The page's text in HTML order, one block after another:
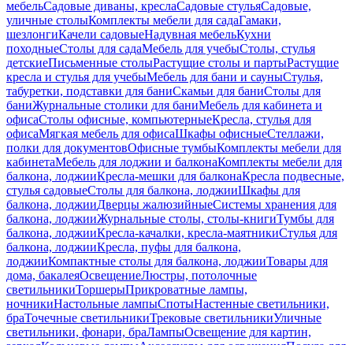
мебельСадовые диваны, креслаСадовые стульяСадовые,
уличные столыКомплекты мебели для садаГамаки,
шезлонгиКачели садовыеНадувная мебельКухни
походныеСтолы для садаМебель для учебыСтолы, стулья
детскиеПисьменные столыРастущие столы и партыРастущие
кресла и стулья для учебыМебель для бани и сауныСтулья,
табуретки, подставки для баниСкамьи для баниСтолы для
баниЖурнальные столики для баниМебель для кабинета и
офисаСтолы офисные, компьютерныеКресла, стулья для
офисаМягкая мебель для офисаШкафы офисныеСтеллажи,
полки для документовОфисные тумбыКомплекты мебели для
кабинетаМебель для лоджии и балконаКомплекты мебели для
балкона, лоджииКресла-мешки для балконаКресла подвесные,
стулья садовыеСтолы для балкона, лоджииШкафы для
балкона, лоджииДверцы жалюзийныеСистемы хранения для
балкона, лоджииЖурнальные столы, столы-книгиТумбы для
балкона, лоджииКресла-качалки, кресла-маятникиСтулья для
балкона, лоджииКресла, пуфы для балкона,
лоджииКомпактные столы для балкона, лоджииТовары для
дома, бакалеяОсвещениеЛюстры, потолочные
светильникиТоршерыПрикроватные лампы,
ночникиНастольные лампыСпотыНастенные светильники,
браТочечные светильникиТрековые светильникиУличные
светильники, фонари, браЛампыОсвещение для картин,